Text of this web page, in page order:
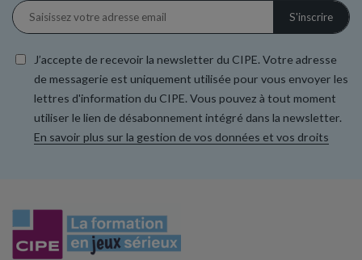
J’accepte de recevoir la newsletter du CIPE. Votre adresse
de messagerie est uniquement utilisée pour vous envoyer les
lettres d'information du CIPE. Vous pouvez à tout moment
utiliser le lien de désabonnement intégré dans la newsletter.
En savoir plus sur la gestion de vos données et vos droits